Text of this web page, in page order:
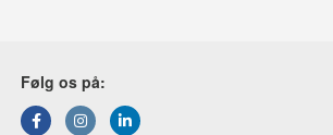
Følg os på: